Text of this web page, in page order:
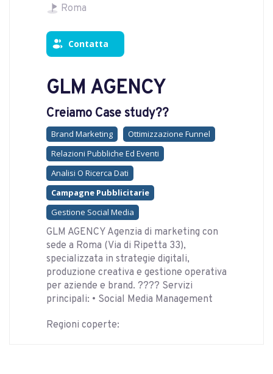
Roma
Contatta
GLM AGENCY
Creiamo Case study??
Brand Marketing
Ottimizzazione Funnel
Relazioni Pubbliche Ed Eventi
Analisi O Ricerca Dati
Campagne Pubblicitarie
Gestione Social Media
GLM AGENCY Agenzia di marketing con
sede a Roma (Via di Ripetta 33),
specializzata in strategie digitali,
produzione creativa e gestione operativa
per aziende e brand. ???? Servizi
principali: • Social Media Management
Regioni coperte: